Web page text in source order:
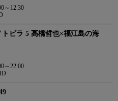
～12:30
ビラ 5 高橋哲也×福江島の海
～22:00